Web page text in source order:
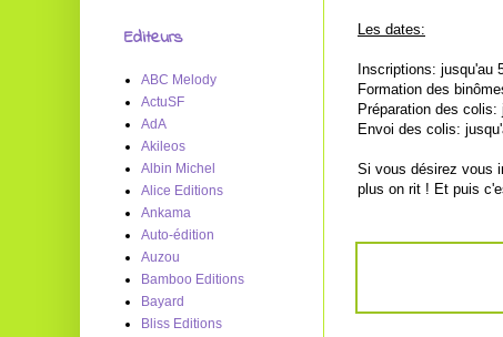
Les dates:
Inscriptions: jusqu'au
Formation des
Préparation des colis:
Envoi des colis:
Si vous désirez vous
plus on rit ! Et puis
Editeurs
ABC Melody
ActuSF
AdA
Akileos
Albin Michel
Alice Editions
Ankama
Auto-édition
Auzou
Bamboo Editions
Bayard
Bliss Editions